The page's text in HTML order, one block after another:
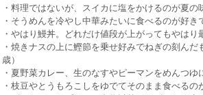
・料理ではないが、スイカに塩をかけるのが夏
・そうめんを冷やし中華みたいに食べるのが好き
・やはり鰻丼。どれだけ値段が上がってもやは
・焼きナスの上に鰹節を乗せ好みでねぎの刻ん
歳）
・夏野菜カレー、生のなすやピーマンをめんつ
・枝豆やとうもろこしをゆでてそのまま食べる